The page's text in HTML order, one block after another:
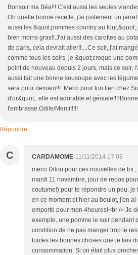
Bonsoir ma Béa!!! C'est aussi les seules
Oh quelle bonne recette, j'ai justement un
aussi les &quot;pommes country au
bien moins gras!!.J'ai aussi des carottes au
de paris, cela devrait aller!!....Ce soir, j'ai
comme tous les soirs, je &quot;croque une
point de nouveau depuis 2 jours, mais ce soir,
aussi fait une bonne sousoupe avec les
sera pour demain!!!..Merci pour ton lien chez
d'or&quot;, elle est adorable et
t'embrasse.Odile/Merci!!!!!
Répondre
C CARDAMOME 11/11/2014 17:08
merci Dilou pour ces nouvelles de toi
mardi 11 novembre, jour de repos
coutume!) pour te répondre un peu.
en ce moment et hier au boulot, j'en
emporté pour mon 4heures!<br /> Je
exemple, une pomme le soir pendant
condition de ne pas manger trop le
toutes les bonnes choses que je fais
consommation. Si on était plus